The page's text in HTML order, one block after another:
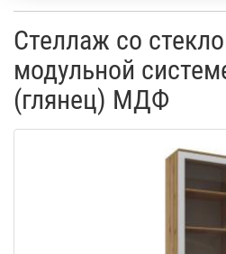
Стеллаж со
модульной
(глянец) МДФ